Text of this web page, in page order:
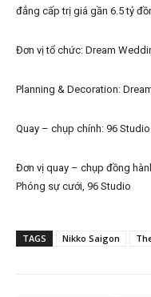
đẳng cấp trị giá gần 6.5 tỷ
Đơn vị tổ chức: Dream
Planning & Decoration:
Quay – chụp chính: 96
Đơn vị quay – chụp đồng
Phóng sự cưới, 96 Studio
TAGS Nikko Saigon